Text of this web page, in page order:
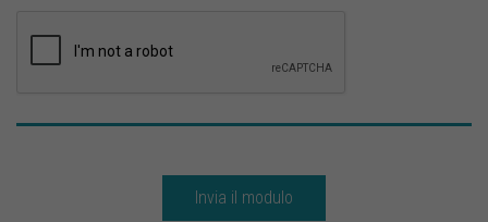
Invia il modulo